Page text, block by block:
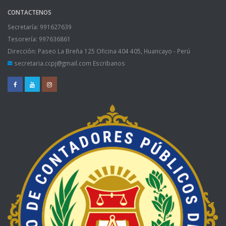
CONTACTENOS
Secretaría: 991627639
Tesorería: 997636861
Dirección: Paseo La Breña 125 Oficina 404 405, Huancayo - Perú
secretaria.ccpj@gmail.com Escribanos